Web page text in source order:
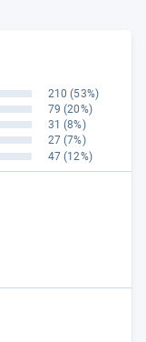
210 (53%)
79 (20%)
31 (8%)
27 (7%)
47 (12%)